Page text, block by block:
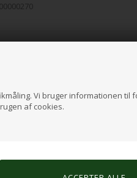
Vi bruger informationen til
af cookies.